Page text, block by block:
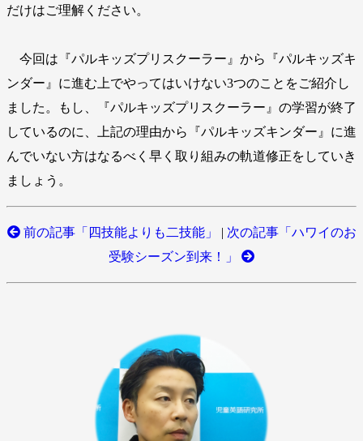
だけはご理解ください。
今回は『パルキッズプリスクーラー』から『パルキッズキ
ンダー』に進む上でやってはいけない3つのことをご紹介し
ました。もし、『パルキッズプリスクーラー』の学習が終了
しているのに、上記の理由から『パルキッズキンダー』に進
んでいない方はなるべく早く取り組みの軌道修正をしていき
ましょう。
前の記事「四技能よりも二技能」 | 次の記事「ハワイのお
受験シーズン到来！」